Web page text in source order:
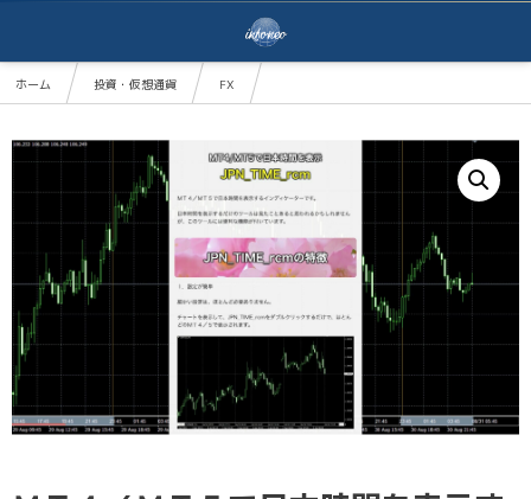
ホーム 投資・仮想通貨
FX